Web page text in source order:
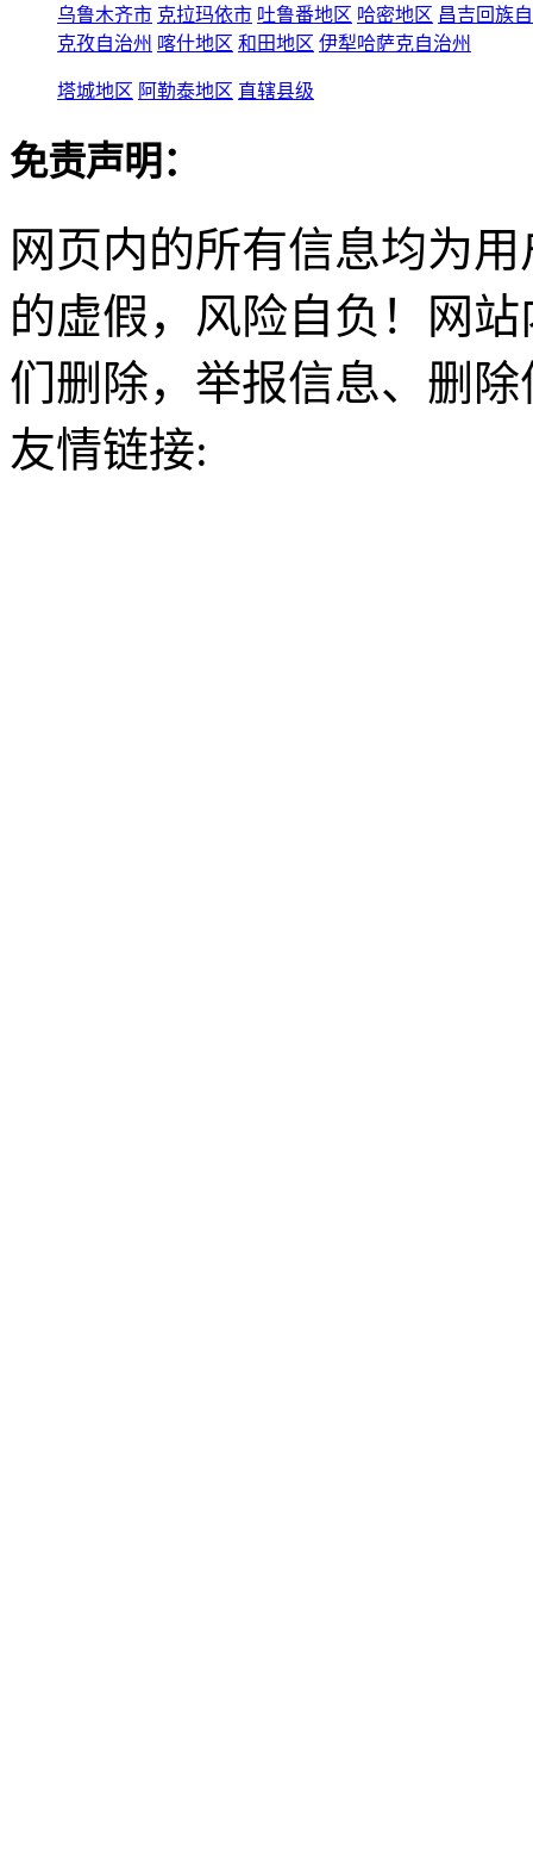
乌鲁木齐市 克拉玛依市 吐鲁番地区 哈密地区 昌吉回族
克孜自治州 喀什地区 和田地区 伊犁哈萨克自治州
塔城地区 阿勒泰地区 直辖县级
免责声明：
网页内的所有信息均为
的虚假，风险自负！网
们删除，举报信息、删
友情链接: